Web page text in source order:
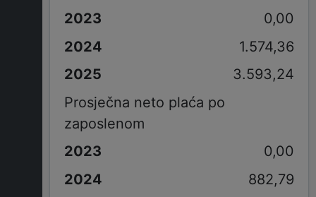
0,00
1.574,36
3.593,24
Prosječna neto plaća po
zaposlenom
0,00
882,79